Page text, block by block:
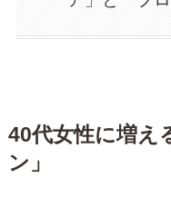
40代女性に増え
ン」